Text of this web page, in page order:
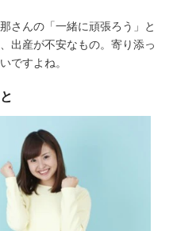
さんの「一緒に頑張ろう」と
出産が不安なもの。寄り添っ
ですよね。